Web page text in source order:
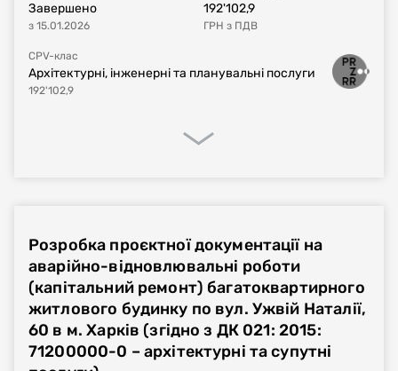
Постачальник за
договором
Завершено
з 15.01.2026
192'102,9
ГРН з ПДВ
CPV-клас
Архітектурні, інженерні та планувальні послуги
192'102,9
Номер плану UA-P-2023-09-20-000220-a
Тип процедури Звіт про укладений договір
Номер договору, дата
укладання
UA-2023-09-20-000475-a-a1 від 19.09.2023
Розробка проєктної документації на
аварійно-відновлювальні роботи
(капітальний ремонт) багатоквартирного
житлового будинку по вул. Ужвій Наталії,
60 в м. Харків (згідно з ДК 021: 2015:
71200000-0 – архітектурні та супутні